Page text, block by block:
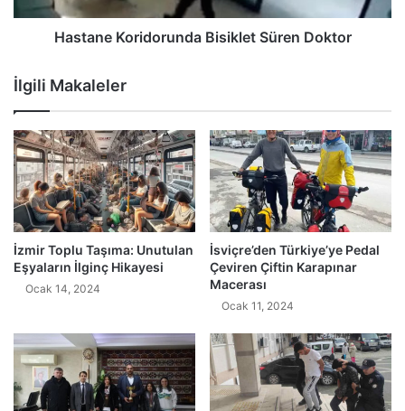
Hastane Koridorunda Bisiklet Süren Doktor
İlgili Makaleler
İzmir Toplu Taşıma: Unutulan
Eşyaların İlginç Hikayesi
Ocak 14, 2024
İsviçre’den Türkiye’ye Pedal
Çeviren Çiftin Karapınar
Macerası
Ocak 11, 2024